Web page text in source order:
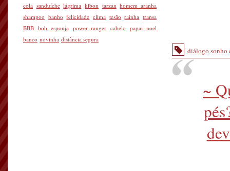
diálogo sonho
~
cola sanduíche lágrima kibon tarzan homem aranha
shampoo banho felicidade clima tesão rainha transa
BBB bob esponja power ranger cabelo papai noel
banco novinha distância segura